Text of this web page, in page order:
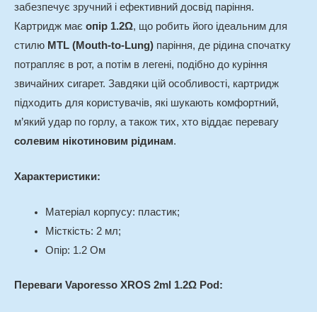
забезпечує зручний і ефективний досвід паріння.
Картридж має опір 1.2Ω, що робить його ідеальним для
стилю MTL (Mouth-to-Lung) паріння, де рідина спочатку
потрапляє в рот, а потім в легені, подібно до куріння
звичайних сигарет. Завдяки цій особливості, картридж
підходить для користувачів, які шукають комфортний,
м’який удар по горлу, а також тих, хто віддає перевагу
солевим нікотиновим рідинам.
Характеристики:
Матеріал корпусу: пластик;
Місткість: 2 мл;
Опір: 1.2 Ом
Переваги Vaporesso XROS 2ml 1.2Ω Pod: